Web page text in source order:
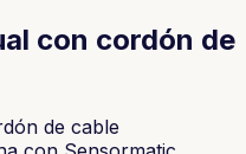
con cordón de
de cable